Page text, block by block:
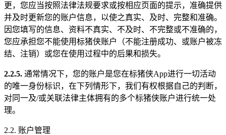
更，您应当按照法律法规要求或按相应页面的提示，准确提供
并及时更新您的账户信息，以使之真实、及时、完整和准确。
因您填写的信息、资料不真实、不及时、不完整或不准确的，
您应承担您不能使用标猪侠账户（不能注册成功、或账户被冻
结、注销）或您在使用过程中的后果和损失。
2.2.5. 通常情况下，您的账户是您在标猪侠App进行一切活动
的唯一身份标识，在下列情形下，我们有权根据自己的判断，
对同一及/或关联法律主体拥有的多个标猪侠账户进行统一处
理。
2.2. 账户管理